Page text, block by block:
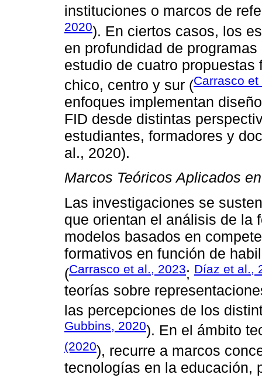
instituciones o marcos de
2020). En ciertos casos, los
en profundidad de
estudio de cuatro
chico, centro y sur (Carrasco
enfoques implementan
FID desde distintas
estudiantes, formadores y
al., 2020).
Marcos Teóricos Aplicados
Las investigaciones se
que orientan el análisis de la
modelos basados en
formativos en función de
(Carrasco et al., 2023; Díaz et al.,
teorías sobre
las percepciones de los
Gubbins, 2020). En el ámbito
(2020), recurre a marcos
tecnologías en la educación,